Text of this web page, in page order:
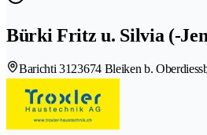
Bürki Fritz u. Silvia (-
Barichti 3123674 Bleiken b.